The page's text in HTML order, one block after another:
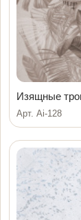
Изящные
Арт. Ai-128